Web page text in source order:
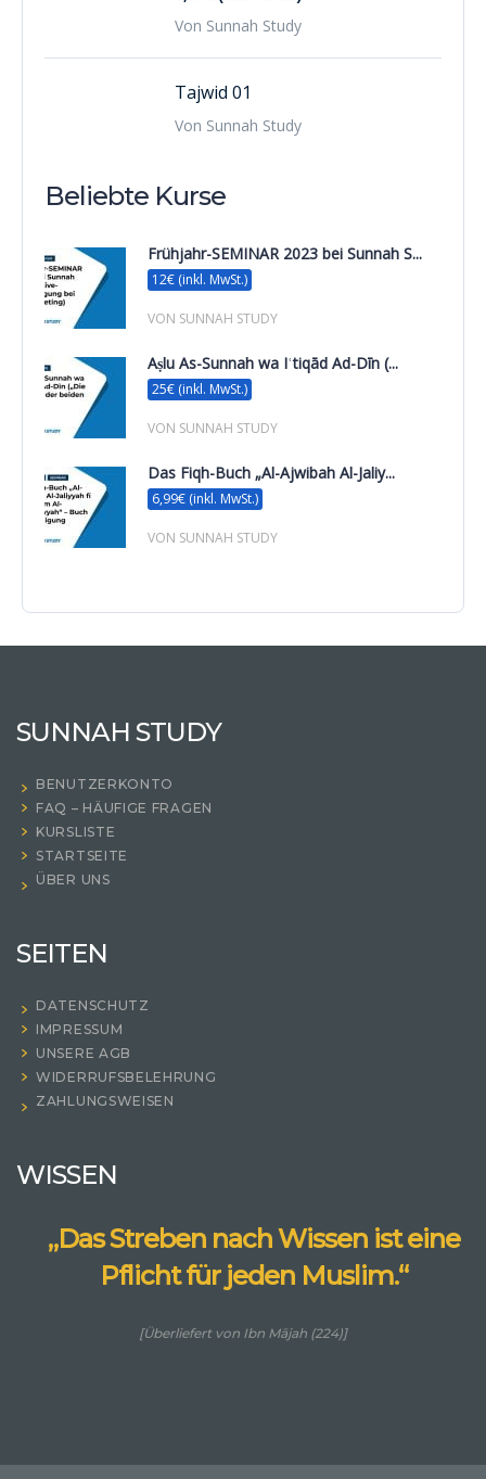
Von Sunnah Study
Tajwid 01
Von Sunnah Study
Beliebte Kurse
Frühjahr-SEMINAR 2023 bei Sunnah S...
12€ (inkl. MwSt.)
VON SUNNAH STUDY
Aṣlu As-Sunnah wa Iʿtiqād Ad-Dīn (...
25€ (inkl. MwSt.)
VON SUNNAH STUDY
Das Fiqh-Buch „Al-Ajwibah Al-Jaliy...
6,99€ (inkl. MwSt.)
VON SUNNAH STUDY
SUNNAH STUDY
BENUTZERKONTO
FAQ – HÄUFIGE FRAGEN
KURSLISTE
STARTSEITE
ÜBER UNS
SEITEN
DATENSCHUTZ
IMPRESSUM
UNSERE AGB
WIDERRUFSBELEHRUNG
ZAHLUNGSWEISEN
WISSEN
„Das Streben nach Wissen ist eine
Pflicht für jeden Muslim.“
[Überliefert von Ibn Mājah (224)]